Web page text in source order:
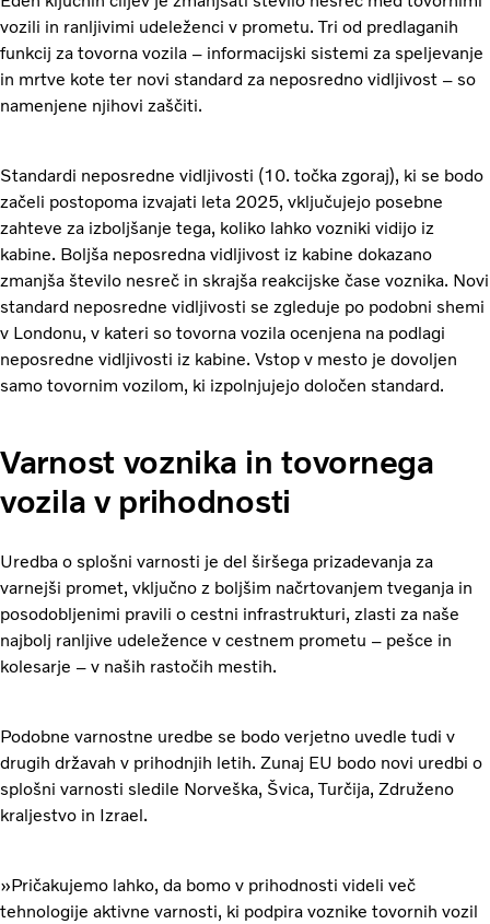
vozili in ranljivimi udeleženci v prometu. Tri od predlaganih
funkcij za tovorna vozila – informacijski sistemi za speljevanje
in mrtve kote ter novi standard za neposredno vidljivost – so
namenjene njihovi zaščiti.
Standardi neposredne vidljivosti (10. točka zgoraj), ki se bodo
začeli postopoma izvajati leta 2025, vključujejo posebne
zahteve za izboljšanje tega, koliko lahko vozniki vidijo iz
kabine. Boljša neposredna vidljivost iz kabine dokazano
zmanjša število nesreč in skrajša reakcijske čase voznika. Novi
standard neposredne vidljivosti se zgleduje po podobni shemi
v Londonu, v kateri so tovorna vozila ocenjena na podlagi
neposredne vidljivosti iz kabine. Vstop v mesto je dovoljen
samo tovornim vozilom, ki izpolnjujejo določen standard.
Varnost voznika in tovornega
vozila v prihodnosti
Uredba o splošni varnosti je del širšega prizadevanja za
varnejši promet, vključno z boljšim načrtovanjem tveganja in
posodobljenimi pravili o cestni infrastrukturi, zlasti za naše
najbolj ranljive udeležence v cestnem prometu – pešce in
kolesarje – v naših rastočih mestih.
Podobne varnostne uredbe se bodo verjetno uvedle tudi v
drugih državah v prihodnjih letih. Zunaj EU bodo novi uredbi o
splošni varnosti sledile Norveška, Švica, Turčija, Združeno
kraljestvo in Izrael.
»Pričakujemo lahko, da bomo v prihodnosti videli več
tehnologije aktivne varnosti, ki podpira voznike tovornih vozil